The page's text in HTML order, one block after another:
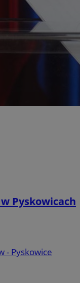
Pyskowicach
- Pyskowice